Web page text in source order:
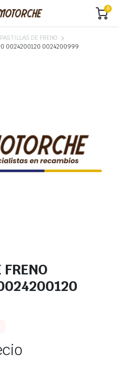
0
PASTILLAS DE FRENO
0024200120 0024200999